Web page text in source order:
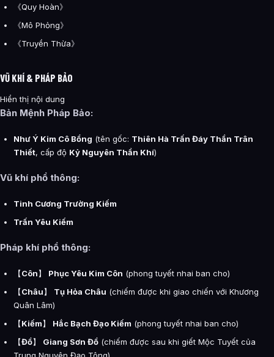
《Quy Hoàn》
《Mô Phỏng》
《Truyền Thừa》
VŨ KHÍ & PHÁP BẢO
Hiển thị nội dung
Bản Mệnh Pháp Bảo:
Như Ý Kim Cô Bổng (tên gốc: Thiên Hà Trấn Đáy Thần Trân
Thiết, cấp độ Kỷ Nguyên Thần Khí)
Vũ khí phổ thông:
Tinh Cương Trường Kiếm
Trấn Yêu Kiếm
Pháp khí phổ thông:
【Côn】 Phục Yêu Kim Côn (phong tuyết nhai ban cho)
【Châu】 Tụ Hỏa Châu (chiếm được khi giao chiến với Khương
Quân Lâm)
【Kiếm】 Hắc Bạch Đạo Kiếm (phong tuyết nhai ban cho)
【Đồ】 Giang Sơn Đồ (chiếm được sau khi giết Mộc Tuyết của